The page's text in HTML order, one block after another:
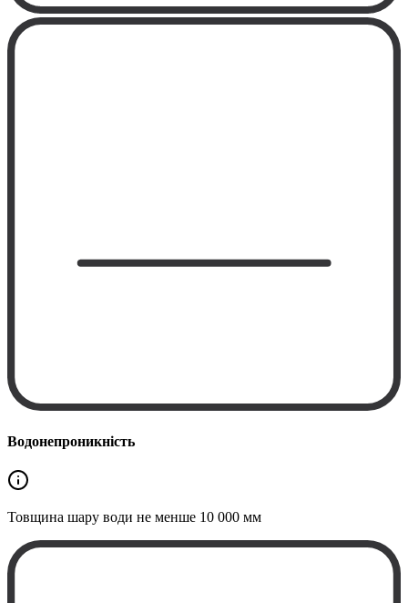
Водонепроникність
Товщина шару води не менше 10 000 мм